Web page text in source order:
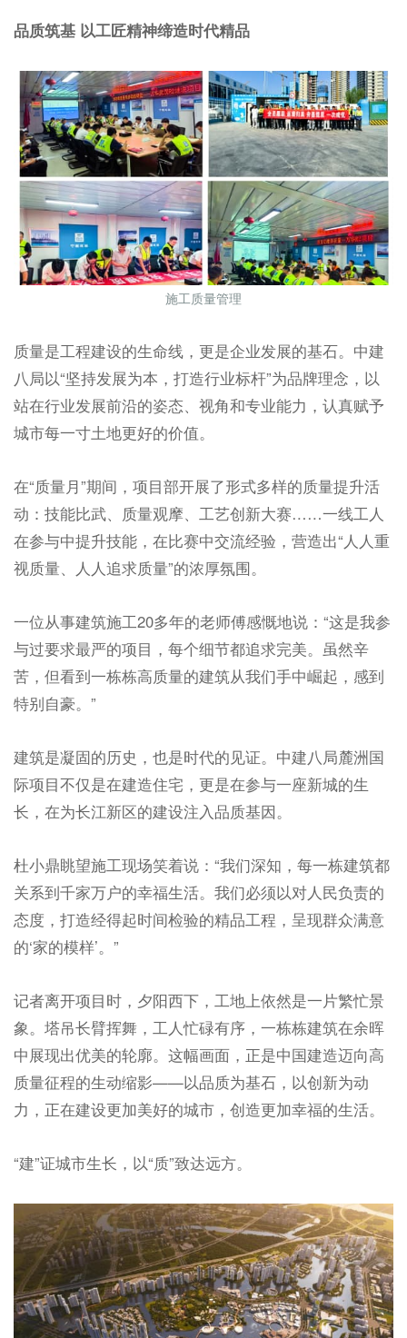
品质筑基 以工匠精神缔造时代精品
施工质量管理
质量是工程建设的生命线，更是企业发展的基石。中建
八局以“坚持发展为本，打造行业标杆”为品牌理念，以
站在行业发展前沿的姿态、视角和专业能力，认真赋予
城市每一寸土地更好的价值。
在“质量月”期间，项目部开展了形式多样的质量提升活
动：技能比武、质量观摩、工艺创新大赛……一线工人
在参与中提升技能，在比赛中交流经验，营造出“人人重
视质量、人人追求质量”的浓厚氛围。
一位从事建筑施工20多年的老师傅感慨地说：“这是我参
与过要求最严的项目，每个细节都追求完美。虽然辛
苦，但看到一栋栋高质量的建筑从我们手中崛起，感到
特别自豪。”
建筑是凝固的历史，也是时代的见证。中建八局麓洲国
际项目不仅是在建造住宅，更是在参与一座新城的生
长，在为长江新区的建设注入品质基因。
杜小鼎眺望施工现场笑着说：“我们深知，每一栋建筑都
关系到千家万户的幸福生活。我们必须以对人民负责的
态度，打造经得起时间检验的精品工程，呈现群众满意
的‘家的模样’。”
记者离开项目时，夕阳西下，工地上依然是一片繁忙景
象。塔吊长臂挥舞，工人忙碌有序，一栋栋建筑在余晖
中展现出优美的轮廓。这幅画面，正是中国建造迈向高
质量征程的生动缩影——以品质为基石，以创新为动
力，正在建设更加美好的城市，创造更加幸福的生活。
“建”证城市生长，以“质”致达远方。